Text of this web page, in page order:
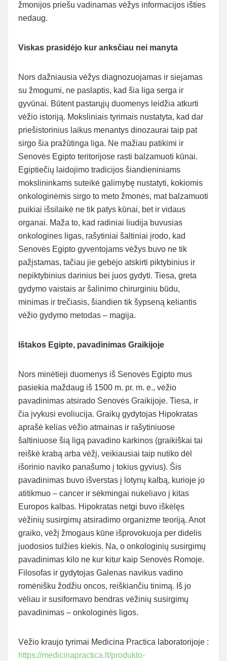
žmonijos priešu vadinamas vėžys informacijos išties
nedaug.
Viskas prasidėjo kur anksčiau nei manyta
Nors dažniausia vėžys diagnozuojamas ir siejamas
su žmogumi, ne paslaptis, kad šia liga serga ir
gyvūnai. Būtent pastarųjų duomenys leidžia atkurti
vėžio istoriją. Moksliniais tyrimais nustatyta, kad dar
priešistorinius laikus menantys dinozaurai taip pat
sirgo šia pražūtinga liga. Ne mažiau patikimi ir
Senovės Egipto teritorijose rasti balzamuoti kūnai.
Egiptiečių laidojimo tradicijos šiandieniniams
mokslininkams suteikė galimybę nustatyti, kokiomis
onkologinėmis sirgo to meto žmonės, mat balzamuoti
puikiai išsilaikė ne tik patys kūnai, bet ir vidaus
organai. Maža to, kad radiniai liudija buvusias
onkologines ligas, rašytiniai šaltiniai įrodo, kad
Senovės Egipto gyventojams vėžys buvo ne tik
pažįstamas, tačiau jie gebėjo atskirti piktybinius ir
nepiktybinius darinius bei juos gydyti. Tiesa, greta
gydymo vaistais ar šalinimo chirurginiu būdu,
minimas ir trečiasis, šiandien tik šypseną keliantis
vėžio gydymo metodas – magija.
Ištakos Egipte, pavadinimas Graikijoje
Nors minėtieji duomenys iš Senovės Egipto mus
pasiekia maždaug iš 1500 m. pr. m. e., vėžio
pavadinimas atsirado Senovės Graikijoje. Tiesa, ir
čia įvykusi evoliucija. Graikų gydytojas Hipokratas
aprašė kelias vėžio atmainas ir rašytiniuose
šaltiniuose šią ligą pavadino karkinos (graikiškai tai
reiškė krabą arba vėžį, veikiausiai taip nutiko dėl
išorinio naviko panašumo į tokius gyvius). Šis
pavadinimas buvo išverstas į lotynų kalbą, kurioje jo
atitikmuo – cancer ir sėkmingai nukeliavo į kitas
Europos kalbas. Hipokratas netgi buvo iškėlęs
vėžinių susirgimų atsiradimo organizme teoriją. Anot
graiko, vėžį žmogaus kūne išprovokuoja per didelis
juodosios tulžies kiekis. Na, o onkologinių susirgimų
pavadinimas kilo ne kur kitur kaip Senovės Romoje.
Filosofas ir gydytojas Galenas navikus vadino
romėnišku žodžiu oncos, reiškiančiu tinimą. Iš jo
vėliau ir susiformavo bendras vėžinių susirgimų
pavadinimas – onkologinės ligos.
Vėžio kraujo tyrimai Medicina Practica laboratorijoje :
https://medicinapractica.lt/produkto-